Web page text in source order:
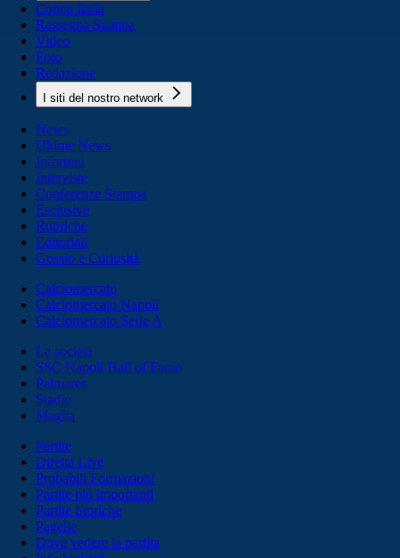
Coppa Italia
Rassegna Stampa
Video
Foto
Redazione
I siti del nostro network
News
Ultime News
Infortuni
Interviste
Conferenze Stampa
Esclusive
Rubriche
Editoriali
Gossip e Curiosità
Calciomercato
Calciomercato Napoli
Calciomercato Serie A
La società
SSC Napoli Hall of Fame
Palmares
Stadio
Maglia
Partite
Diretta Live
Probabili Formazioni
Partite più importanti
Partite Storiche
Pagelle
Dove vedere la partita